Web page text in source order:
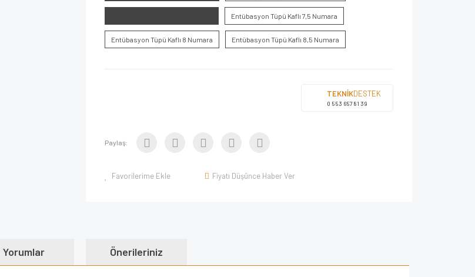
Entübasyon Tüpü Kaflı 7,5 Numara
Entübasyon Tüpü Kaflı 8 Numara Entübasyon Tüpü Kaflı 8,5 Numara
TEKNİKDESTEK
0 553 657 81 39
Paylaş:
Fiyatı Düşünce Haber Ver
Yorumlar Önerileriniz